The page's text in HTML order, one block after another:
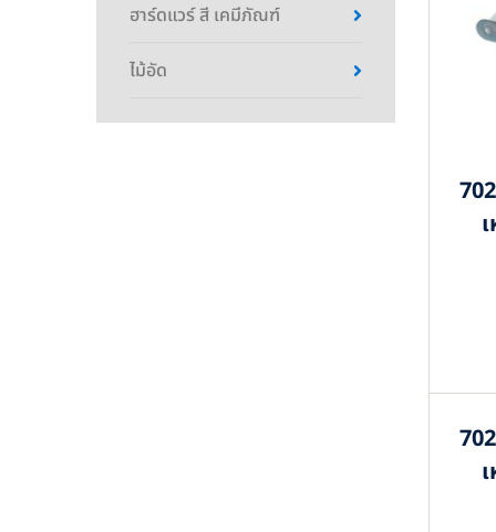
ฮาร์ดแวร์ สี เคมีภัณฑ์
ไม้อัด